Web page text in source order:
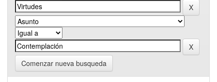
Comenzar nueva busqueda